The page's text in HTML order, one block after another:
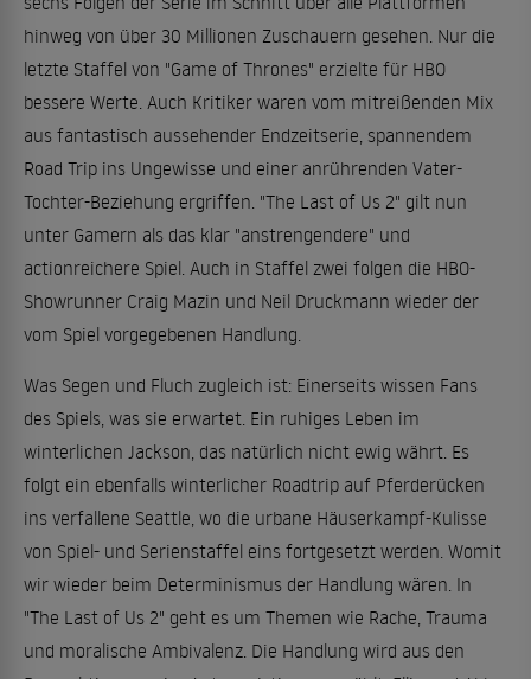
hinweg von über 30 Millionen Zuschauern gesehen. Nur die
letzte Staffel von "Game of Thrones" erzielte für HBO
bessere Werte. Auch Kritiker waren vom mitreißenden Mix
aus fantastisch aussehender Endzeitserie, spannendem
Road Trip ins Ungewisse und einer anrührenden Vater-
Tochter-Beziehung ergriffen. "The Last of Us 2" gilt nun
unter Gamern als das klar "anstrengendere" und
actionreichere Spiel. Auch in Staffel zwei folgen die HBO-
Showrunner Craig Mazin und Neil Druckmann wieder der
vom Spiel vorgegebenen Handlung.
Was Segen und Fluch zugleich ist: Einerseits wissen Fans
des Spiels, was sie erwartet. Ein ruhiges Leben im
winterlichen Jackson, das natürlich nicht ewig währt. Es
folgt ein ebenfalls winterlicher Roadtrip auf Pferderücken
ins verfallene Seattle, wo die urbane Häuserkampf-Kulisse
von Spiel- und Serienstaffel eins fortgesetzt werden. Womit
wir wieder beim Determinismus der Handlung wären. In
"The Last of Us 2" geht es um Themen wie Rache, Trauma
und moralische Ambivalenz. Die Handlung wird aus den